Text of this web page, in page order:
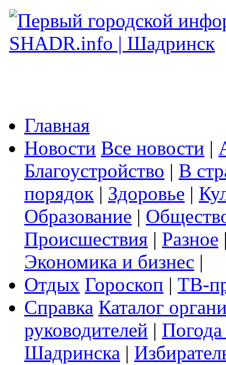
Главная
Новости Все новости |
Благоустройство | В
порядок | Здоровье |
Образование |
Происшествия | Разное
Экономика и бизнес |
Отдых Гороскоп | ТВ-
Справка Каталог
руководителей |
Шадринска |